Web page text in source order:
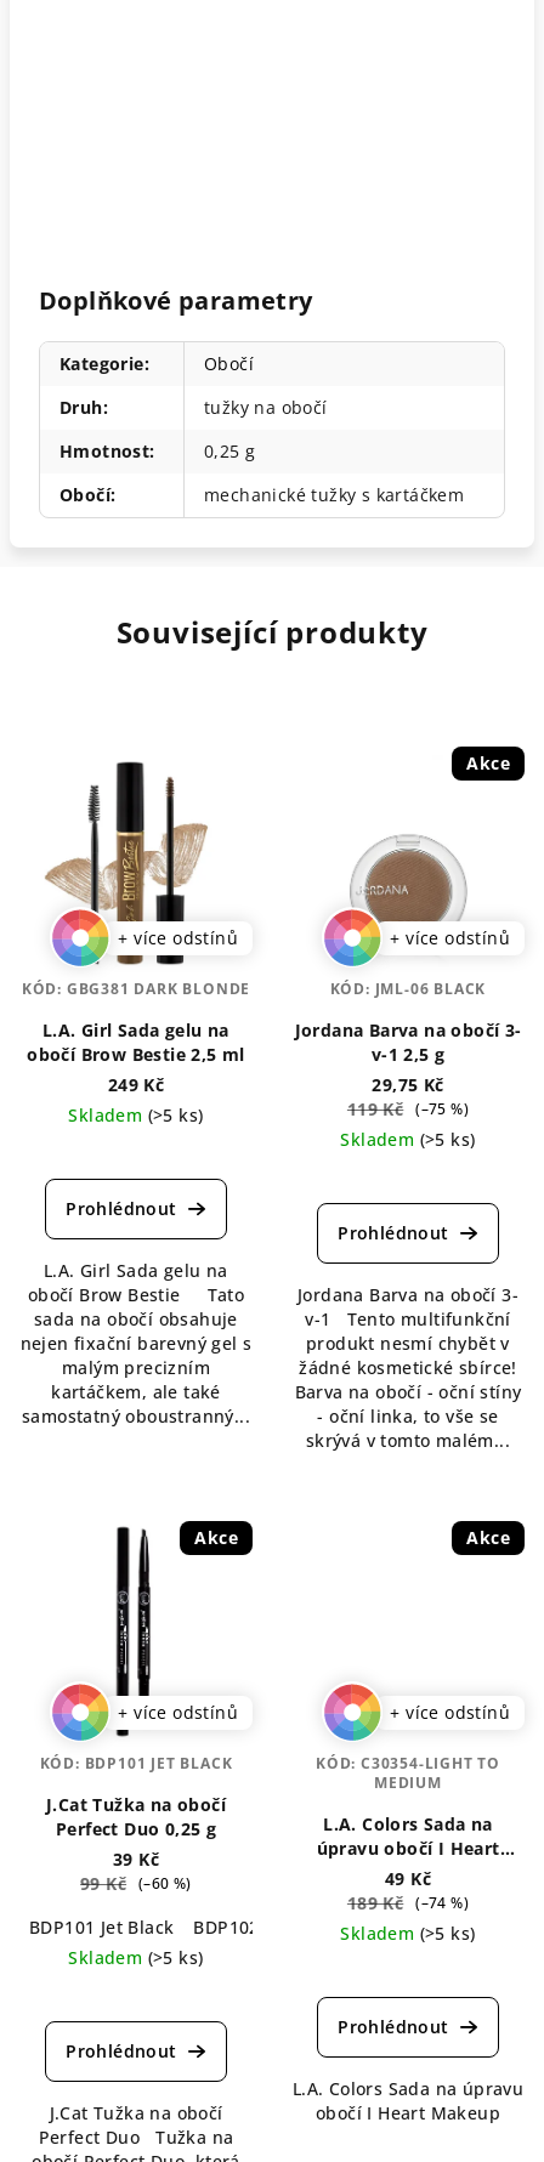
Doplňkové parametry
Kategorie:
Obočí
Druh:
tužky na obočí
Hmotnost:
0,25 g
Obočí: mechanické tužky s kartáčkem
Související produkty
+ více odstínů
L.A. Girl Sada gelu na
obočí Brow Bestie 2,5 ml
249 Kč
Skladem (>5 ks)
hodnocení
produktu
z
5
hvězdiček.
L.A. Girl Sada gelu na
obočí Brow Bestie Tato
sada na obočí obsahuje
nejen fixační barevný gel s
malým precizním
kartáčkem, ale také
samostatný oboustranný...
KÓD: GBG381 DARK BLONDE
Akce
+ více odstínů
Jordana Barva na obočí 3-
v-1 2,5 g
29,75 Kč
119 Kč (–75 %)
Skladem (>5 ks)
hodnocení
produktu
z
5
hvězdiček.
Jordana Barva na obočí 3-
v-1 Tento multifunkční
produkt nesmí chybět v
žádné kosmetické sbírce!
Barva na obočí - oční stíny
- oční linka, to vše se
skrývá v tomto malém...
KÓD: JML-06 BLACK
Akce
+ více odstínů
J.Cat Tužka na obočí
Perfect Duo 0,25 g
39 Kč
99 Kč (–60 %)
BDP101 Jet Black BDP102 Charcoal BDP103 Chestnut
Skladem (>5 ks)
hodnocení
produktu
z
5
J.Cat Tužka na obočí
Perfect Duo Tužka na
KÓD: BDP101 JET BLACK
Akce
+ více odstínů
L.A. Colors Sada na
úpravu obočí I Heart
Makeup 7 g
49 Kč
189 Kč (–74 %)
Skladem (>5 ks)
hodnocení
produktu
z
5
L.A. Colors Sada na úpravu
obočí I Heart Makeup
KÓD: C30354-LIGHT TO
MEDIUM